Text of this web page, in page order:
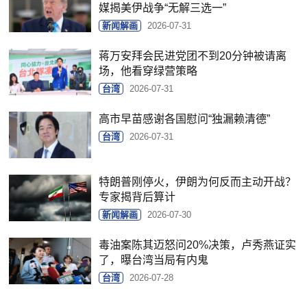
媒揭美伊战争“无解三选一”
新闻解画 2026-07-31
蒋万安拜会民进党团不到20分钟被请离
场，他看穿绿营策略
台湾 2026-07-31
高市早苗感谢各国慰问“独漏赖清德”
台湾 2026-07-31
特朗普刚停火，伊朗为何反而主动开战？
专家揭背后算计
新闻解画 2026-07-30
毒油案陈其迈怒问20%决策，卢秀燕证实
了，曝台湾当局有内鬼
台湾 2026-07-28